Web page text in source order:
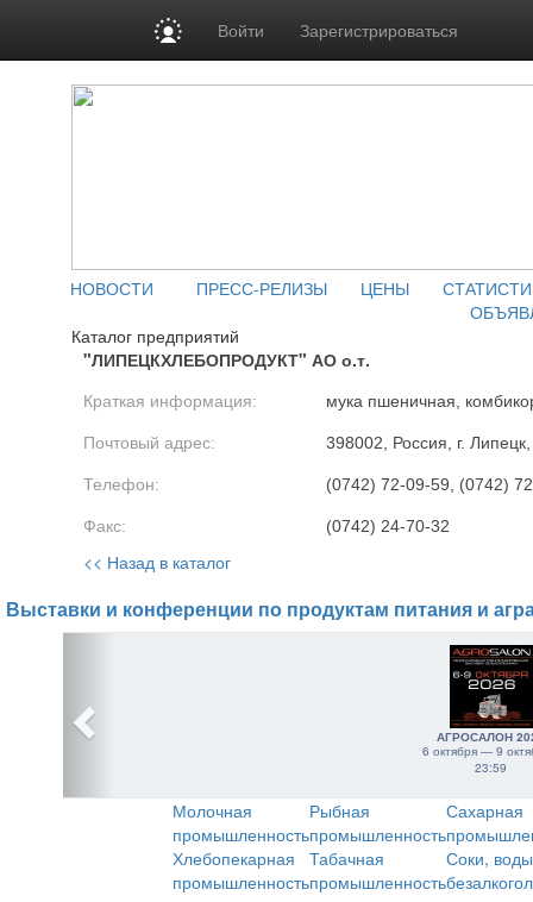
Войти Зарегистрироваться
НОВОСТИ ПРЕСС-РЕЛИЗЫ ЦЕНЫ
Каталог предприятий
"ЛИПЕЦКХЛЕБОПРОДУКТ" АО о.т.
Краткая информация: мука пшеничная,
Почтовый адрес: 398002, Россия, г.
Телефон: (0742) 72-09-59, (0742)
Факс: (0742) 24-70-32
<< Назад в каталог
Выставки и конференции по продуктам питания и
АГРОСАЛОН
6 октября — 9
23:59
Молочная
промышленность
Рыбная
промышленность
Сахарная
Хлебопекарная
промышленность
Табачная
промышленность
Соки,